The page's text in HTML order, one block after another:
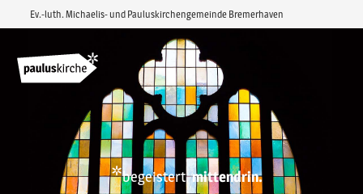
Ev.-luth. Michaelis- und Pauluskirchengemeinde Bremerhaven
*begeistert.mittendrin.